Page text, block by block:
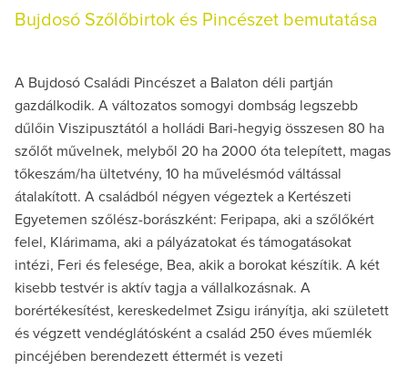
Bujdosó Szőlőbirtok és Pincészet bemutatása
A Bujdosó Családi Pincészet a Balaton déli partján
gazdálkodik. A változatos somogyi dombság legszebb
dűlőin Viszipusztától a holládi Bari-hegyig összesen 80 ha
szőlőt művelnek, melyből 20 ha 2000 óta telepített, magas
tőkeszám/ha ültetvény, 10 ha művelésmód váltással
átalakított. A családból négyen végeztek a Kertészeti
Egyetemen szőlész-borászként: Feripapa, aki a szőlőkért
felel, Klárimama, aki a pályázatokat és támogatásokat
intézi, Feri és felesége, Bea, akik a borokat készítik. A két
kisebb testvér is aktív tagja a vállalkozásnak. A
borértékesítést, kereskedelmet Zsigu irányítja, aki született
és végzett vendéglátósként a család 250 éves műemlék
pincéjében berendezett éttermét is vezeti